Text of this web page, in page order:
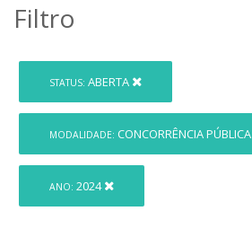
Filtro
STATUS: ABERTA
MODALIDADE: CONCORRÊNCIA PÚBLICA
ANO: 2024